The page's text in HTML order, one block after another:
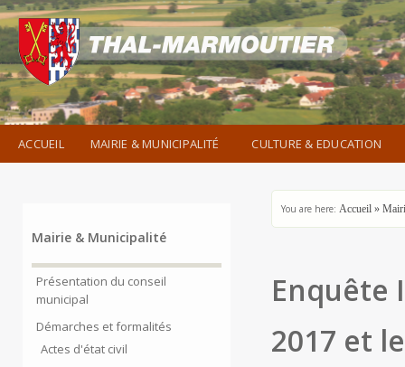
ACCUEIL MAIRIE & MUNICIPALITÉ CULTURE & EDUCATION
Mairie & Municipalité
Présentation du conseil
municipal
Démarches et formalités
Actes d'état civil
You are here: Accueil »
Enquête
2017 et